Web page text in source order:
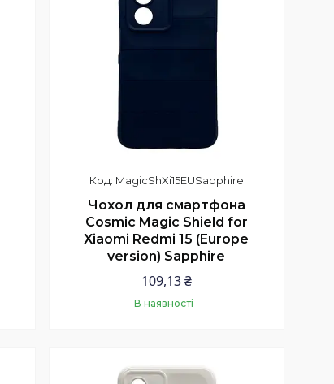
MagicShXi15EUSapphire
Чохол для смартфона
Cosmic Magic Shield for
Xiaomi Redmi 15 (Europe
version) Sapphire
109,13 ₴
В наявності